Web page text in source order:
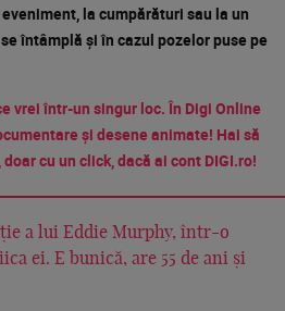
la cumpărături sau la un
întâmplă și în cazul pozelor puse pe
vrei într-un singur loc. În Digi Online
și desene animate! Hai să
cu un click, dacă ai cont DIGI.ro!
a lui Eddie Murphy, într-o
ei. E bunică, are 55 de ani și